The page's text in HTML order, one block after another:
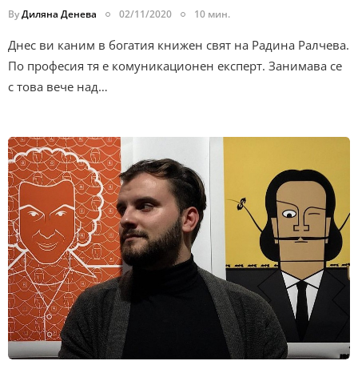
ByДиляна Денева 02/11/2020 10 мин.
Днес ви каним в богатия книжен свят на Радина Ралчева.
По професия тя е комуникационен експерт. Занимава се
с това вече над…